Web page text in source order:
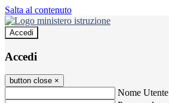
Salta al contenuto
Accedi
Accedi
button close ×
Nome Utente